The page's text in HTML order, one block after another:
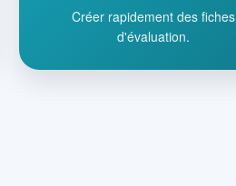
Créer rapidement des fiches
d'évaluation.